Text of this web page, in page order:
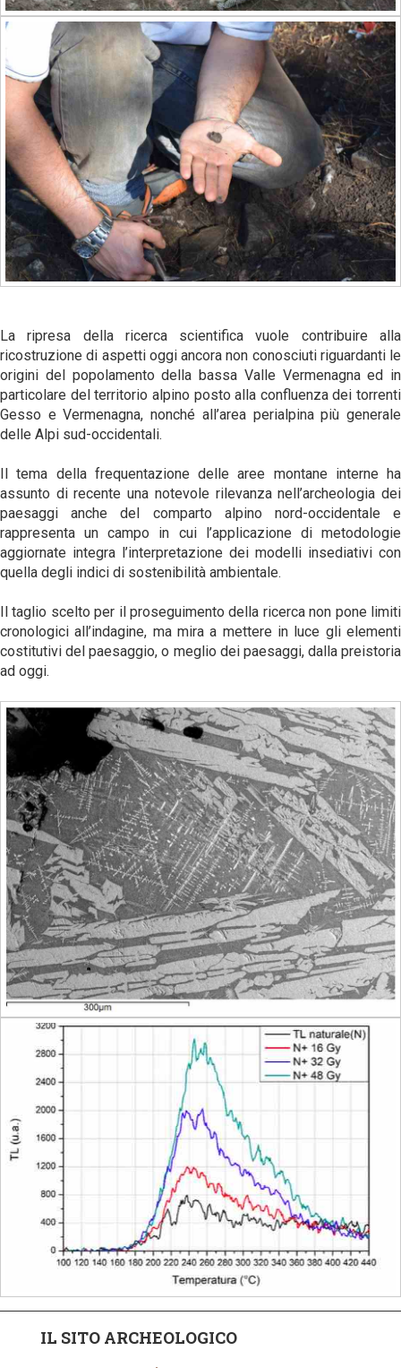
La ripresa della ricerca scientifica vuole contribuire alla
ricostruzione di aspetti oggi ancora non conosciuti riguardanti le
origini del popolamento della bassa Valle Vermenagna ed in
particolare del territorio alpino posto alla confluenza dei torrenti
Gesso e Vermenagna, nonché all’area perialpina più generale
delle Alpi sud-occidentali.
Il tema della frequentazione delle aree montane interne ha
assunto di recente una notevole rilevanza nell’archeologia dei
paesaggi anche del comparto alpino nord-occidentale e
rappresenta un campo in cui l’applicazione di metodologie
aggiornate integra l’interpretazione dei modelli insediativi con
quella degli indici di sostenibilità ambientale.
Il taglio scelto per il proseguimento della ricerca non pone limiti
cronologici all’indagine, ma mira a mettere in luce gli elementi
costitutivi del paesaggio, o meglio dei paesaggi, dalla preistoria
ad oggi.
IL SITO ARCHEOLOGICO